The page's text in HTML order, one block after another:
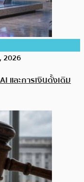
2026
และการเงินดั้งเดิม